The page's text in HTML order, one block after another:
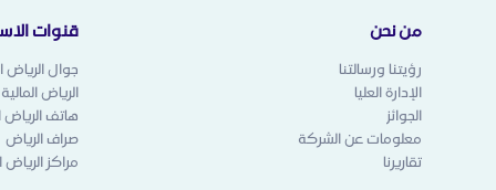
من نحن
رؤيتنا ورسالتنا
الإدارة العليا
الجوائز
معلومات عن الشركة
تقاريرنا
قنوات
جوال الرياض
الرياض
هاتف الرياض
صراف الرياض
مراكز الرياض